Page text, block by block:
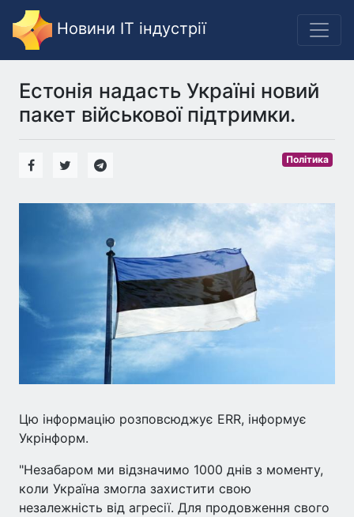
Новини IT індустрії
Естонія надасть Україні новий
пакет військової підтримки.
Політика
Цю інформацію розповсюджує ERR, інформує
Укрінформ.
"Незабаром ми відзначимо 1000 днів з моменту,
коли Україна змогла захистити свою
незалежність від агресії. Для продовження свого